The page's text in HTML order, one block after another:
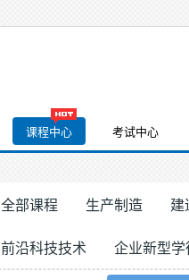
课程中心 考试中心
全部课程 生产制造 建
前沿科技技术 企业新型学